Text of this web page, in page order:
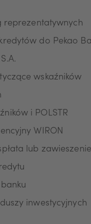
zgody przed jej wycofaniem.
reprezentatywnych
do Pekao
wskaźników
i POLSTR
WIRON
lub
inwestycyjnych